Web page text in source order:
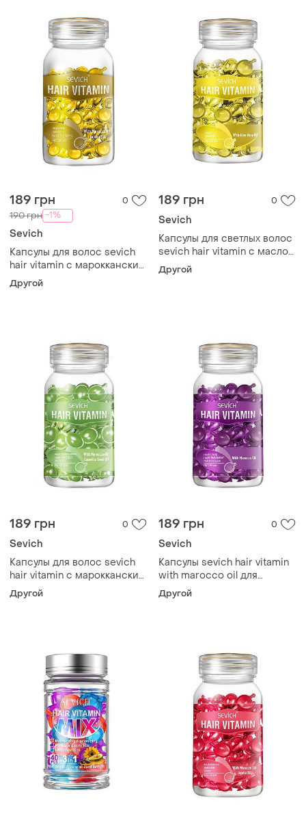
189 грн 0
190 грн -1%
Sevich
Капсулы для волос sevich
hair vitamin с марокканским
маслом и маслом жожоба
для ломких и пористых 1шт
Другой
189 грн 0
Sevich
Капсулы для светлых волос
sevich hair vitamin с маслом
алоэ вера питание и блеск
желтые 30 капсул 6шт
Другой
189 грн 0
Sevich
Капсулы для волос sevich
hair vitamin с марокканским
маслом и семенами
камелии для сухих и
Другой
189 грн 0
Sevich
Капсулы sevich hair vitamin
with marocco oil для
восстановление и
разглаживания волос
Другой